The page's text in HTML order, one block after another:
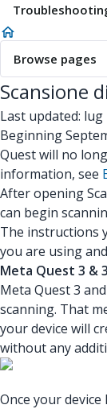
Browse pages
Scansione
Last updated: lug
Beginning
Quest will no
information, see
After opening
can begin
The instructions
you are using
Meta Quest 3 &
Meta Quest 3
scanning. That
your device will
without any
Once your